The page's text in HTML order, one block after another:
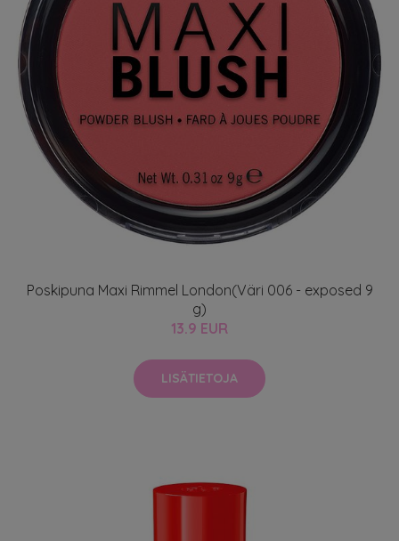
Poskipuna Maxi Rimmel London(Väri 006 - exposed 9
g)
13.9 EUR
LISÄTIETOJA